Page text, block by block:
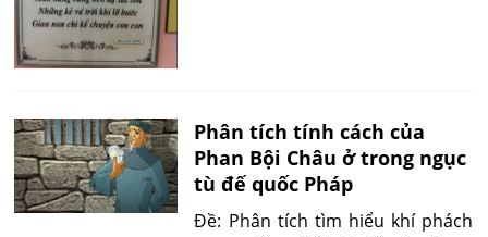
Phân tích tính cách của
Phan Bội Châu ở trong ngục
tù đế quốc Pháp
Đề: Phân tích tìm hiểu khí phách